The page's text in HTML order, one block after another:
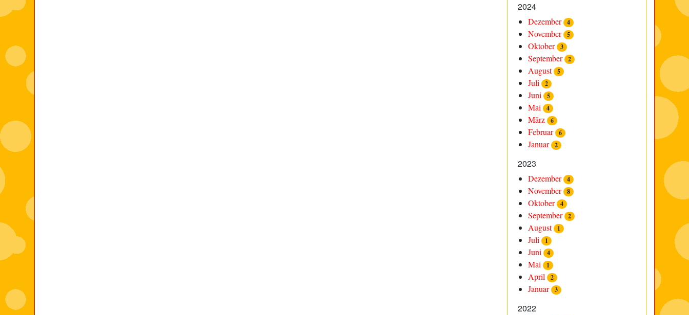
2024
Dezember 4
November 5
Oktober 3
September 2
August 5
Juli 2
Juni 5
Mai 4
März 6
Februar 6
Januar 2
2023
Dezember 4
November 8
Oktober 4
September 2
August 1
Juli 1
Juni 4
Mai 1
April 2
Januar 3
2022